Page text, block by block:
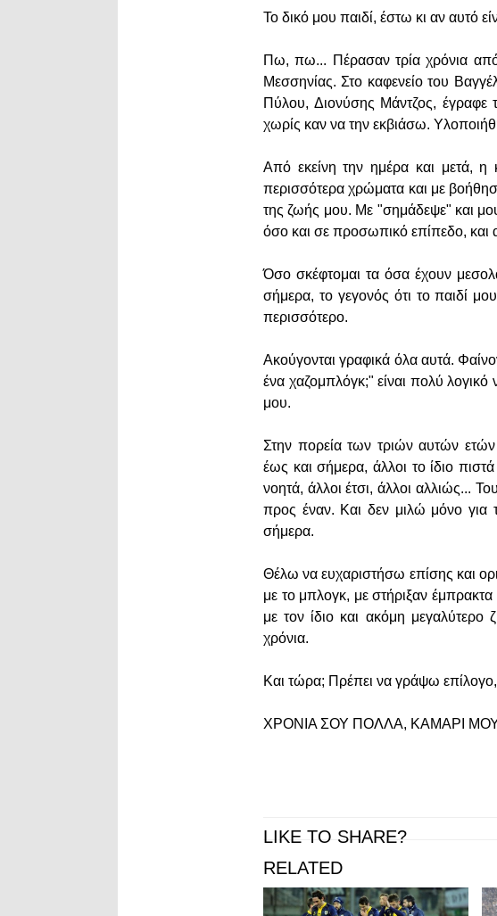
Το δικό μου παιδί, έστω κι αν αυτό
Πω, πω... Πέρασαν τρία χρόνια από
Μεσσηνίας. Στο καφενείο του
Πύλου, Διονύσης Μάντζος, έγραφε
χωρίς καν να την εκβιάσω.
Από εκείνη την ημέρα και μετά,
περισσότερα χρώματα και με
της ζωής μου. Με "σημάδεψε" και
όσο και σε προσωπικό επίπεδο, και
Όσο σκέφτομαι τα όσα έχουν
σήμερα, το γεγονός ότι το παιδί
περισσότερο.
Ακούγονται γραφικά όλα αυτά.
ένα χαζομπλόγκ;" είναι πολύ
μου.
Στην πορεία των τριών αυτών
έως και σήμερα, άλλοι το ίδιο
νοητά, άλλοι έτσι, άλλοι
προς έναν. Και δεν μιλώ μόνο για
σήμερα.
Θέλω να ευχαριστήσω επίσης και
με το μπλογκ, με στήριξαν
με τον ίδιο και ακόμη
χρόνια.
Και τώρα; Πρέπει να γράψω
ΧΡΟΝΙΑ ΣΟΥ ΠΟΛΛΑ, ΚΑΜΑΡΙ
LIKE TO SHARE?
RELATED